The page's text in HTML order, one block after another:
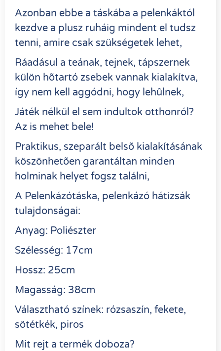
Azonban ebbe a táskába a pelenkáktól
kezdve a plusz ruháig mindent el tudsz
tenni, amire csak szükségetek lehet,
Ráadásul a teának, tejnek, tápszernek
külön hõtartó zsebek vannak kialakítva,
így nem kell aggódni, hogy lehûlnek,
Játék nélkül el sem indultok otthonról?
Az is mehet bele!
Praktikus, szeparált belsõ kialakításának
köszönhetõen garantáltan minden
holminak helyet fogsz találni,
A Pelenkázótáska, pelenkázó hátizsák
tulajdonságai:
Anyag: Poliészter
Szélesség: 17cm
Hossz: 25cm
Magasság: 38cm
Választható színek: rózsaszín, fekete,
sötétkék, piros
Mit rejt a termék doboza?